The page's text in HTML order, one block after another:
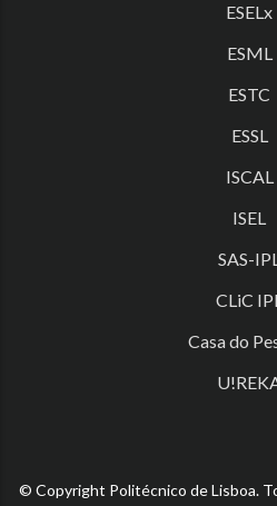
ESELx
ESML
ESTC
ESSL
ISCAL
ISEL
SAS-
CLiC
Casa do
© Copyright Politécnico de Lisboa.